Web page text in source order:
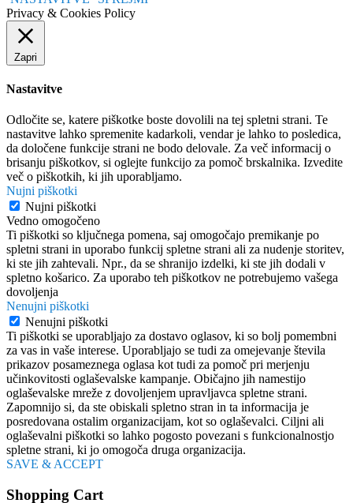
Privacy & Cookies Policy
Zapri
Nastavitve
Odločite se, katere piškotke boste dovolili na tej spletni strani. Te
nastavitve lahko spremenite kadarkoli, vendar je lahko to posledica,
da določene funkcije strani ne bodo delovale. Za več informacij o
brisanju piškotkov, si oglejte funkcijo za pomoč brskalnika. Izvedite
več o piškotkih, ki jih uporabljamo.
Nujni piškotki
Nujni piškotki
Vedno omogočeno
Ti piškotki so ključnega pomena, saj omogočajo premikanje po
spletni strani in uporabo funkcij spletne strani ali za nudenje storitev,
ki ste jih zahtevali. Npr., da se shranijo izdelki, ki ste jih dodali v
spletno košarico. Za uporabo teh piškotkov ne potrebujemo vašega
dovoljenja
Nenujni piškotki
Nenujni piškotki
Ti piškotki se uporabljajo za dostavo oglasov, ki so bolj pomembni
za vas in vaše interese. Uporabljajo se tudi za omejevanje števila
prikazov posameznega oglasa kot tudi za pomoč pri merjenju
učinkovitosti oglaševalske kampanje. Običajno jih namestijo
oglaševalske mreže z dovoljenjem upravljavca spletne strani.
Zapomnijo si, da ste obiskali spletno stran in ta informacija je
posredovana ostalim organizacijam, kot so oglaševalci. Ciljni ali
oglaševalni piškotki so lahko pogosto povezani s funkcionalnostjo
spletne strani, ki jo omogoča druga organizacija.
SAVE & ACCEPT
Shopping Cart